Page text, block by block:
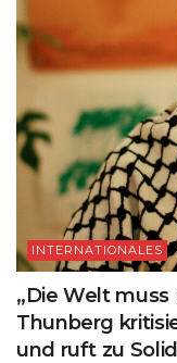
INTERNATIONALES
„Die Welt muss
Thunberg
und ruft zu